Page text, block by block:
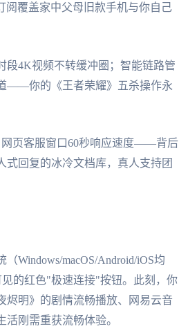
阅覆盖家中父母旧款手机与你自己
段4K视频不转缓冲圈；智能链路管
——你的《王者荣耀》五杀操作永
网页客服窗口60秒响应速度——背后
回复的冰冷文档库，真人支持团
Windows/macOS/Android/iOS均
的红色"极速连接"按钮。此刻，你
烬明》的剧情流畅播放、网易云音
刚需重获流畅体验。